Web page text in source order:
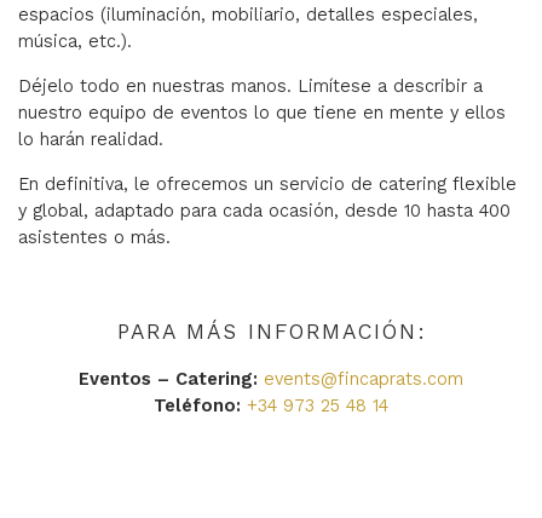
espacios (iluminación, mobiliario, detalles especiales,
música, etc.).
Déjelo todo en nuestras manos. Limítese a describir a
nuestro equipo de eventos lo que tiene en mente y ellos
lo harán realidad.
En definitiva, le ofrecemos un servicio de catering flexible
y global, adaptado para cada ocasión, desde 10 hasta 400
asistentes o más.
PARA MÁS INFORMACIÓN:
Eventos – Catering: events@fincaprats.com
Teléfono: +34 973 25 48 14